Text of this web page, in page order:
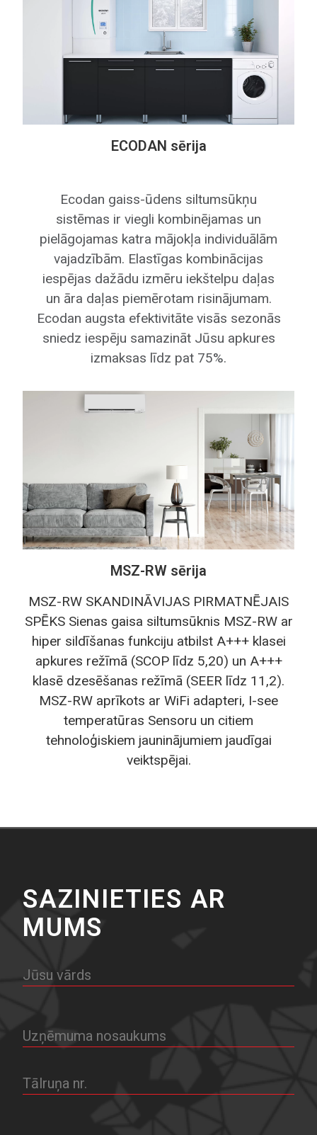
Izvēloties vēlamo temperatūru, no +10 oC
līdz +31 o C, MSZ-AY saglabās Jūsu
mājoklī vienmērīgu temperatūru visu
Jūs varat viegli pārvaldīt siltumsūkņa
darbību izmantojot
atrodoties mājās vai ārpus tās.
NETRAUCĒTS NAKTSMIERS
Viena no advancētajām MSZ-AY
funkcijām ir namts režīms, kas samazina
trokšņa līmeni par 3 dB (A) netraucētam
naktsmieram Jums un Jūsu ģimenei.
ILGMŪŽĪBA UN DROŠĪBA
Augstu standartu zīmols Mitsubishi
Electric garantē siltumsūkņa ilgmūžību un
Funkciju vienkāršība ļāuj ērti un ātri
pielāgot siltimsūkņa darbību ikdienā,
izmantojot bezvada tālvadības pūlti vai
MELcloud aplikāciju.
ECODAN sērija
Ecodan gaiss-ūdens siltumsūkņu
sistēmas ir viegli kombinējamas un
pielāgojamas katra mājokļa individuālām
vajadzībām. Elastīgas kombinācijas
iespējas dažādu izmēru iekštelpu daļas
un āra daļas piemērotam risinājumam.
Ecodan augsta efektivitāte visās sezonās
sniedz iespēju samazināt Jūsu apkures
izmaksas līdz pat 75%.
MSZ-RW sērija
MSZ-RW SKANDINĀVIJAS PIRMATNĒJAIS
SPĒKS Sienas gaisa siltumsūknis MSZ-RW ar
hiper sildīšanas funkciju atbilst A+++ klasei
apkures režīmā (SCOP līdz 5,20) un A+++
klasē dzesēšanas režīmā (SEER līdz 11,2).
MSZ-RW aprīkots ar WiFi adapteri, I-see
temperatūras Sensoru un citiem
tehnoloģiskiem jauninājumiem jaudīgai
veiktspējai.
SAZINIETIES AR
MUMS